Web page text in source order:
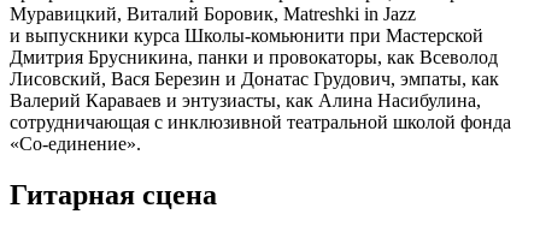
Муравицкий, Виталий Боровик, Matreshki in Jazz
и выпускники курса Школы-комьюнити при Мастерской
Дмитрия Брусникина, панки и провокаторы, как Всеволод
Лисовский, Вася Березин и Донатас Грудович, эмпаты, как
Валерий Караваев и энтузиасты, как Алина Насибулина,
сотрудничающая с инклюзивной театральной школой фонда
«Со-единение».
Гитарная сцена